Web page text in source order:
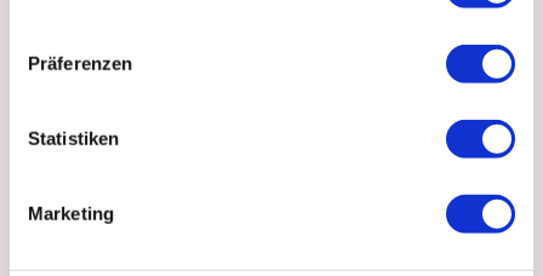
Präferenzen
Statistiken
Marketing
Male dann die Blätter der Tulpe. Das rechte Blatt ist
ein Farbverlauf von heller nach dunkler Farbe. Das
linke Blatt hat eine dunkle Unterseite, und eine helle
Oberseite, welche nicht ineinander verlaufen sollten.